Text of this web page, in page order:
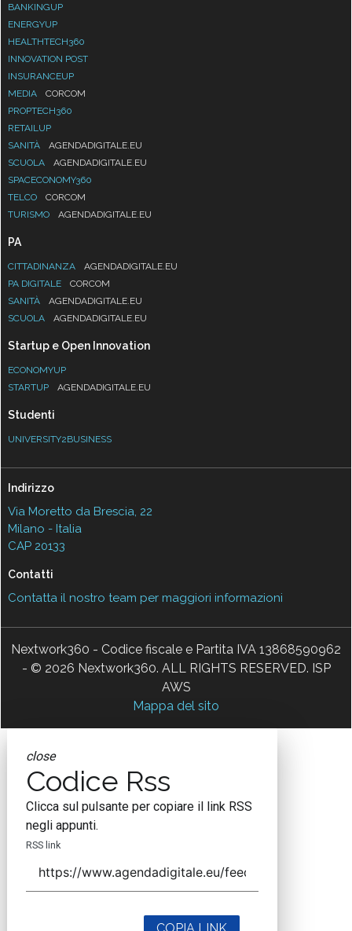
BANKINGUP
ENERGYUP
HEALTHTECH360
INNOVATION POST
INSURANCEUP
MEDIA
CORCOM
PROPTECH360
RETAILUP
SANITÀ
AGENDADIGITALE.EU
SCUOLA
AGENDADIGITALE.EU
SPACECONOMY360
TELCO
CORCOM
TURISMO
AGENDADIGITALE.EU
PA
CITTADINANZA
AGENDADIGITALE.EU
PA DIGITALE
CORCOM
SANITÀ
AGENDADIGITALE.EU
SCUOLA
AGENDADIGITALE.EU
Startup e Open Innovation
ECONOMYUP
STARTUP
AGENDADIGITALE.EU
Studenti
UNIVERSITY2BUSINESS
Indirizzo
Via Moretto da Brescia, 22
Milano - Italia
CAP 20133
Contatti
Contatta il nostro team per maggiori informazioni
Nextwork360 - Codice fiscale e Partita IVA 13868590962
- © 2026 Nextwork360. ALL RIGHTS RESERVED. ISP
AWS
Mappa del sito
close
Codice Rss
Clicca sul pulsante per copiare il link RSS
negli appunti.
RSS link
COPIA LINK